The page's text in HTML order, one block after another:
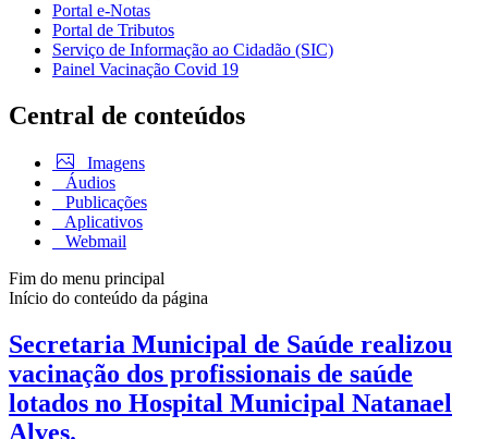
Portal e-Notas
Portal de Tributos
Serviço de Informação ao Cidadão (SIC)
Painel Vacinação Covid 19
Central de conteúdos
Imagens
Áudios
Publicações
Aplicativos
Webmail
Fim do menu principal
Início do conteúdo da página
Secretaria Municipal de Saúde realizou
vacinação dos profissionais de saúde
lotados no Hospital Municipal Natanael
Alves.